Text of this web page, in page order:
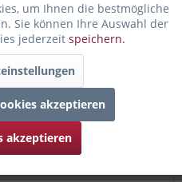
zum Geburtstag ist
Der...mehr
um Ihnen die bestmögliche
Sie können Ihre Auswahl der
jederzeit speichern.
akzeptieren
akzeptieren